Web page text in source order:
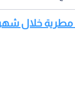
مطرية خلال